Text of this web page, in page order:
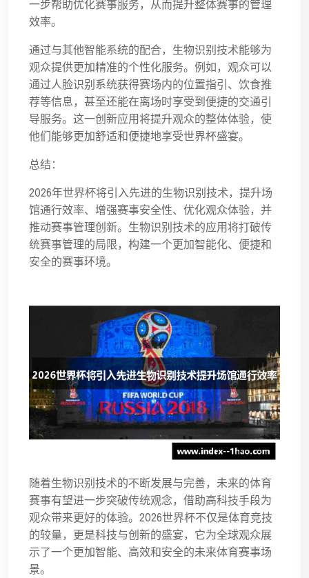
一步帮助优化赛事服务，从而提升整体赛事的管理
效率。
通过与其他智能系统的配合，生物识别技术能够为
观众提供更加精准的个性化服务。例如，观众可以
通过人脸识别系统获得赛场内的位置指引、饮食推
荐等信息，甚至还能在离场时享受到便捷的交通引
导服务。这一创新应用将提升观众的整体体验，使
他们能够更加舒适和便捷地享受世界杯盛宴。
总结：
2026年世界杯将引入先进的生物识别技术，提升场
馆通行效率、增强赛事安全性、优化观众体验，并
推动赛事管理创新。生物识别技术的应用将打破传
统赛事管理的局限，构建一个更加智能化、便捷和
安全的赛事环境。
随着生物识别技术的不断发展与完善，未来的体育
赛事有望进一步突破传统观念，借助高科技手段为
观众带来更好的体验。2026世界杯不仅是体育竞技
的较量，更是科技与创新的盛宴，它为全球观众展
示了一个更加智能、高效和安全的未来体育赛事场
景。